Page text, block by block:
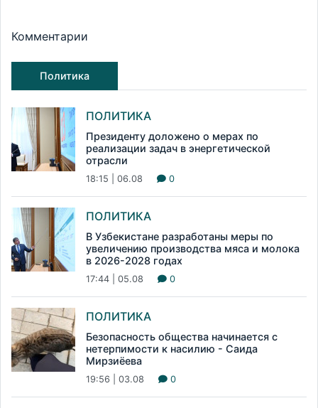
Комментарии
Политика
ПОЛИТИКА
Президенту доложено о мерах по
реализации задач в энергетической
отрасли
18:15 | 06.08 0
ПОЛИТИКА
В Узбекистане разработаны меры по
увеличению производства мяса и молока
в 2026-2028 годах
17:44 | 05.08 0
ПОЛИТИКА
Безопасность общества начинается с
нетерпимости к насилию - Саида
Мирзиёева
19:56 | 03.08 0